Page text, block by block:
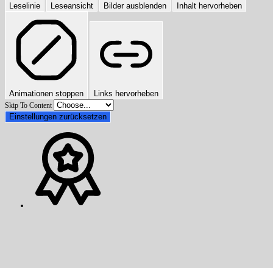
Leselinie Leseansicht Bilder ausblenden Inhalt hervorheben
Animationen stoppen Links hervorheben
Skip To Content
Einstellungen zurücksetzen